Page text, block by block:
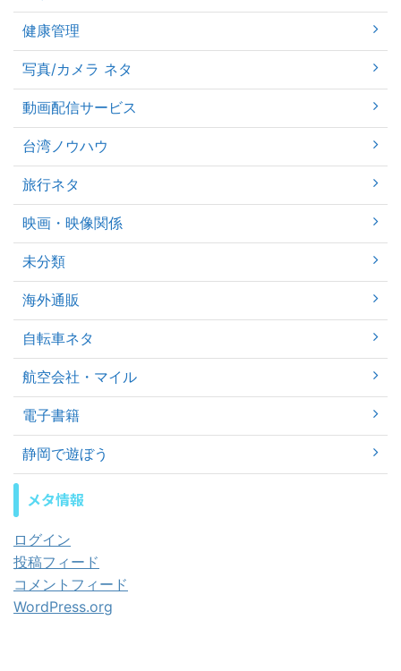
健康管理
写真/カメラ ネタ
動画配信サービス
台湾ノウハウ
旅行ネタ
映画・映像関係
未分類
海外通販
自転車ネタ
航空会社・マイル
電子書籍
静岡で遊ぼう
メタ情報
ログイン
投稿フィード
コメントフィード
WordPress.org